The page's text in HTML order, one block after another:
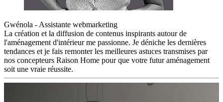
Gwénola - Assistante webmarketing
La création et la diffusion de contenus inspirants autour de
l'aménagement d'intérieur me passionne. Je déniche les dernières
tendances et je fais remonter les meilleures astuces transmises par
nos concepteurs Raison Home pour que votre futur aménagement
soit une vraie réussite.